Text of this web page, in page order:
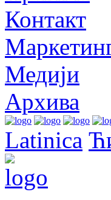
Контакт
Медији
Архива
Latinica